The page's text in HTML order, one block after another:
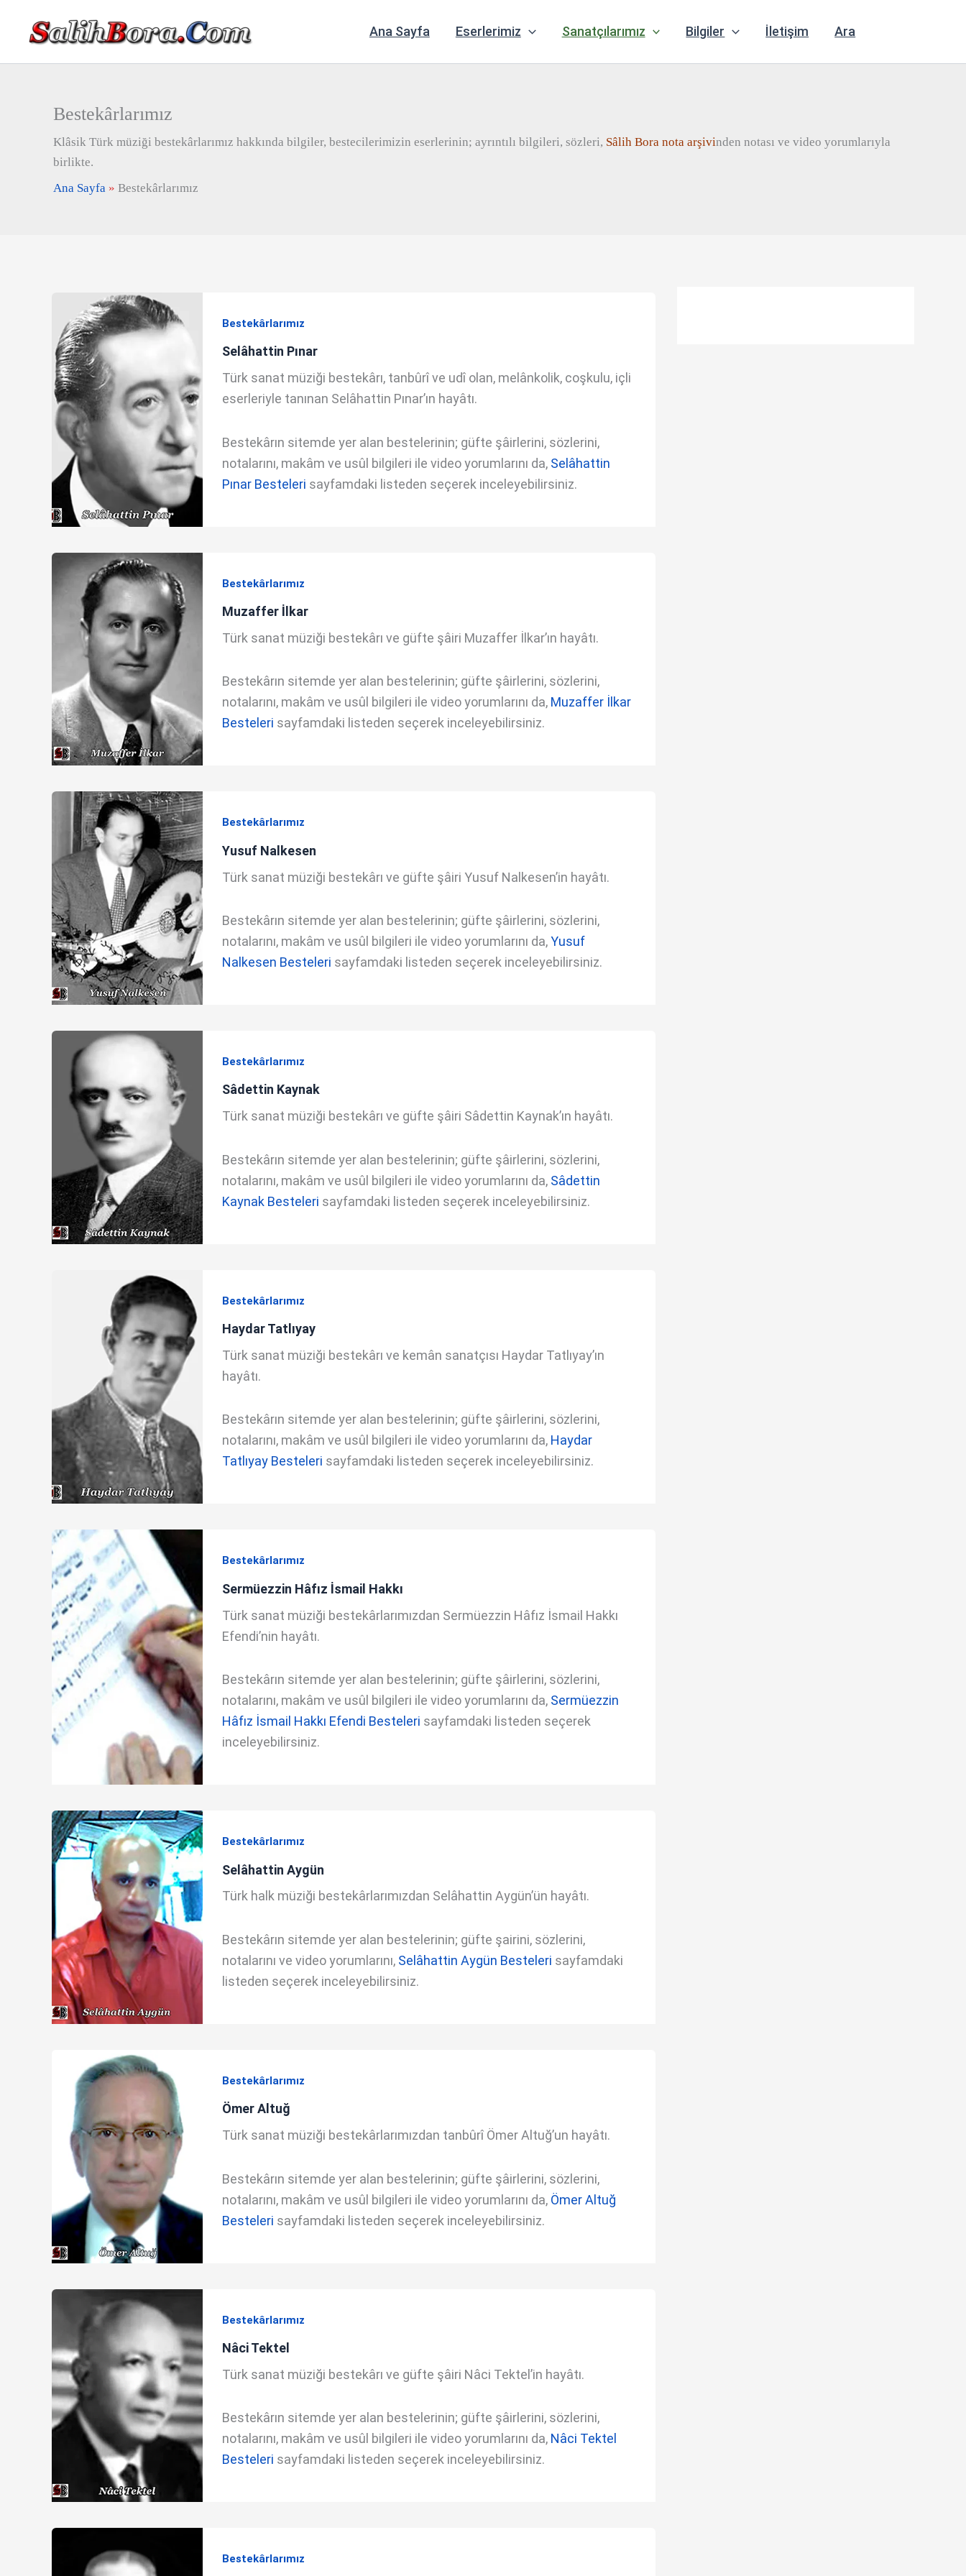
Ana Sayfa Eserlerimiz Sanatçılarımız Bilgiler İletişim Ara
Bestekârlarımız
Klâsik Türk müziği bestekârlarımız hakkında bilgiler, bestecilerimizin eserlerinin; ayrıntılı bilgileri, sözleri, Sâlih Bora nota arşivinden notası ve video yorumlarıyla
birlikte.
Ana Sayfa » Bestekârlarımız
Bestekârlarımız
Selâhattin Pınar
Türk sanat müziği bestekârı, tanbûrî ve udî olan, melânkolik, coşkulu, içli
eserleriyle tanınan Selâhattin Pınar’ın hayâtı.
Bestekârın sitemde yer alan bestelerinin; güfte şâirlerini, sözlerini,
notalarını, makâm ve usûl bilgileri ile video yorumlarını da, Selâhattin
Pınar Besteleri sayfamdaki listeden seçerek inceleyebilirsiniz.
Bestekârlarımız
Muzaffer İlkar
Türk sanat müziği bestekârı ve güfte şâiri Muzaffer İlkar’ın hayâtı.
Bestekârın sitemde yer alan bestelerinin; güfte şâirlerini, sözlerini,
notalarını, makâm ve usûl bilgileri ile video yorumlarını da, Muzaffer İlkar
Besteleri sayfamdaki listeden seçerek inceleyebilirsiniz.
Bestekârlarımız
Yusuf Nalkesen
Türk sanat müziği bestekârı ve güfte şâiri Yusuf Nalkesen’in hayâtı.
Bestekârın sitemde yer alan bestelerinin; güfte şâirlerini, sözlerini,
notalarını, makâm ve usûl bilgileri ile video yorumlarını da,Yusuf
Nalkesen Besteleri sayfamdaki listeden seçerek inceleyebilirsiniz.
Bestekârlarımız
Sâdettin Kaynak
Türk sanat müziği bestekârı ve güfte şâiri Sâdettin Kaynak’ın hayâtı.
Bestekârın sitemde yer alan bestelerinin; güfte şâirlerini, sözlerini,
notalarını, makâm ve usûl bilgileri ile video yorumlarını da, Sâdettin
Kaynak Besteleri sayfamdaki listeden seçerek inceleyebilirsiniz.
Bestekârlarımız
Haydar Tatlıyay
Türk sanat müziği bestekârı ve kemân sanatçısı Haydar Tatlıyay’ın
hayâtı.
Bestekârın sitemde yer alan bestelerinin; güfte şâirlerini, sözlerini,
notalarını, makâm ve usûl bilgileri ile video yorumlarını da, Haydar
Tatlıyay Besteleri sayfamdaki listeden seçerek inceleyebilirsiniz.
Bestekârlarımız
Sermüezzin Hâfız İsmail Hakkı
Türk sanat müziği bestekârlarımızdan Sermüezzin Hâfız İsmail Hakkı
Efendi’nin hayâtı.
Bestekârın sitemde yer alan bestelerinin; güfte şâirlerini, sözlerini,
notalarını, makâm ve usûl bilgileri ile video yorumlarını da, Sermüezzin
Hâfız İsmail Hakkı Efendi Besteleri sayfamdaki listeden seçerek
inceleyebilirsiniz.
Bestekârlarımız
Selâhattin Aygün
Türk halk müziği bestekârlarımızdan Selâhattin Aygün’ün hayâtı.
Bestekârın sitemde yer alan bestelerinin; güfte şairini, sözlerini,
notalarını ve video yorumlarını, Selâhattin Aygün Besteleri sayfamdaki
listeden seçerek inceleyebilirsiniz.
Bestekârlarımız
Ömer Altuğ
Türk sanat müziği bestekârlarımızdan tanbûrî Ömer Altuğ’un hayâtı.
Bestekârın sitemde yer alan bestelerinin; güfte şâirlerini, sözlerini,
notalarını, makâm ve usûl bilgileri ile video yorumlarını da, Ömer Altuğ
Besteleri sayfamdaki listeden seçerek inceleyebilirsiniz.
Bestekârlarımız
Nâci Tektel
Türk sanat müziği bestekârı ve güfte şâiri Nâci Tektel’in hayâtı.
Bestekârın sitemde yer alan bestelerinin; güfte şâirlerini, sözlerini,
notalarını, makâm ve usûl bilgileri ile video yorumlarını da, Nâci Tektel
Besteleri sayfamdaki listeden seçerek inceleyebilirsiniz.
Bestekârlarımız